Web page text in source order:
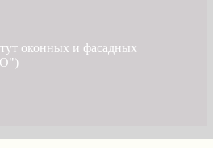
оконных и фасадных